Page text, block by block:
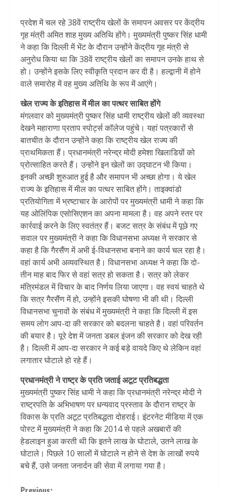
प्रदेश में चल रहे 38वें राष्ट्रीय खेलों के समापन अवसर पर केंद्रीय
गृह मंत्री अमित शाह मुख्य अतिथि होंगे। मुख्यमंत्री पुष्कर सिंह धामी
ने कहा कि दिल्ली में भेंट के दौरान उन्होंने केंद्रीय गृह मंत्री से
अनुरोध किया था कि 38वें राष्ट्रीय खेलों का समापन उनके हाथ से
हो। उन्होंने इसके लिए स्वीकृति प्रदान कर दी है। हल्द्वानी में होने
वाले समारोह में वह मुख्य अतिथि के रूप में आएंगे।
खेल राज्य के इतिहास में मील का पत्थर साबित होंगे
मंगलवार को मुख्यमंत्री पुष्कर सिंह धामी राष्ट्रीय खेलों की व्यवस्था
देखने महाराणा प्रताप स्पोर्ट्स कॉलेज पहुंचे। यहां पत्रकारों से
बातचीत के दौरान उन्होंने कहा कि राष्ट्रीय खेल राज्य की
प्राथमिकता हैं। प्रधानमंत्री नरेन्द्र मोदी हमेशा खिलाडिय़ों को
प्रोत्साहित करते हैं। उन्होंने इन खेलों का उद्घाटन भी किया।
इनकी अच्छी शुरुआत हुई है और समापन भी अच्छा होगा। ये खेल
राज्य के इतिहास में मील का पत्थर साबित होंगे। ताइक्वांडो
प्रतियोगिता में भ्रष्टाचार के आरोपों पर मुख्यमंत्री धामी ने कहा कि
यह ओलिंपिक एसोसिएशन का अपना मामला है। वह अपने स्तर पर
कार्रवाई करने के लिए स्वतंत्र हैं। बजट सत्र के संबंध में पूछे गए
सवाल पर मुख्यमंत्री ने कहा कि विधानसभा अध्यक्ष ने सरकार से
कहा है कि गैरसैंण में अभी ई-विधानसभा बनाने का कार्य चल रहा है।
वहां कार्य अभी अव्यवस्थित है। विधानसभा अध्यक्ष ने कहा कि दो-
तीन माह बाद फिर से वहां सत्र हो सकता है। सत्र को लेकर
मंत्रिमंडल में विचार के बाद निर्णय लिया जाएगा। वह स्वयं चाहते थे
कि सत्र गैरसैंण में हो, उन्होंने इसकी घोषणा भी की थी। दिल्ली
विधानसभा चुनावों के संबंध में मुख्यमंत्री ने कहा कि दिल्ली में इस
समय लोग आप-दा की सरकार को बदलना चाहते है। वहां परिवर्तन
की बयार है। पूरे देश में जनता डबल इंजन की सरकार को देख रही
है। दिल्ली में आप-दा सरकार ने कई बड़े वायदे किए थे लेकिन वहां
लगातार घोटाले हो रहे हैं।
प्रधानमंत्री ने राष्ट्र के प्रति जताई अटूट प्रतिबद्धता
मुख्यमंत्री पुष्कर सिंह धामी ने कहा कि प्रधानमंत्री नरेन्द्र मोदी ने
राष्ट्रपति के अभिभाषण पर धन्यवाद प्रस्ताव के दौरान राष्ट्र के
विकास के प्रति अटूट प्रतिबद्धता दोहराई। इंटरनेट मीडिया में एक
पोस्ट में मुख्यमंत्री ने कहा कि 2014 से पहले अखबारों की
हेडलाइन हुआ करती थी कि इतने लाख के घोटाले, उतने लाख के
घोटाले। पिछले 10 सालों में घोटाले न होने से देश के लाखों रुपये
बचे हैं, उसे जनता जनार्दन की सेवा में लगाया गया है।